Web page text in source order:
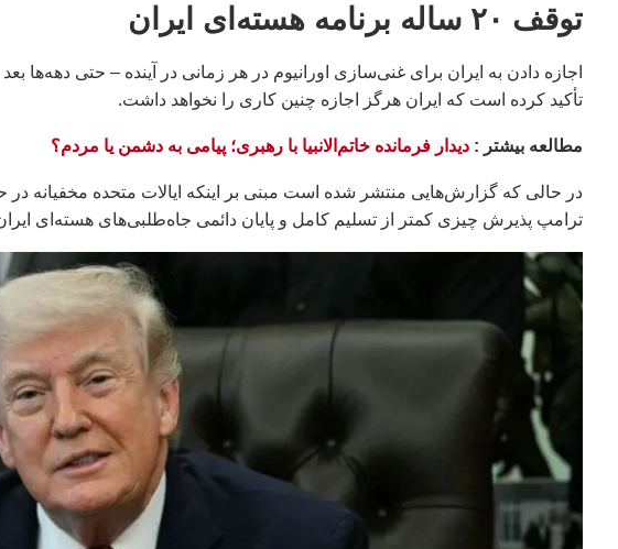
توقف ۲۰ ساله برنامه هسته‌ای ایران
اجازه دادن به ایران برای غنی‌سازی اورانیوم در هر زمانی در آینده – حتی دهه‌ها
تأکید کرده است که ایران هرگز اجازه چنین کاری را نخواهد داشت.
مطالعه بيشتر : دیدار فرمانده خاتم‌الانبیا با رهبری؛ پیامی به دشمن یا مردم؟
در حالی که گزارش‌هایی منتشر شده است مبنی بر اینکه ایالات متحده مخفیانه
ترامپ پذیرش چیزی کمتر از تسلیم کامل و پایان دائمی جاه‌طلبی‌های هسته‌ای